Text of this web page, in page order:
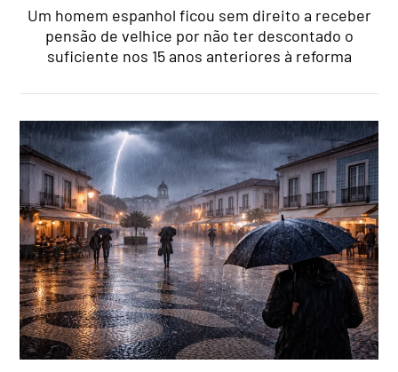
Um homem espanhol ficou sem direito a receber
pensão de velhice por não ter descontado o
suficiente nos 15 anos anteriores à reforma